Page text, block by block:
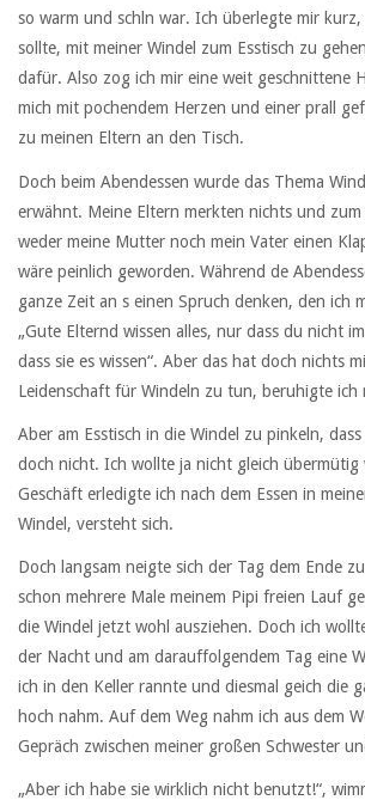
so warm und schln war. Ich überlegte mir kurz,
sollte, mit meiner Windel zum Esstisch zu
dafür. Also zog ich mir eine weit geschnittene
mich mit pochendem Herzen und einer prall
zu meinen Eltern an den Tisch.
Doch beim Abendessen wurde das Thema
erwähnt. Meine Eltern merkten nichts und
weder meine Mutter noch mein Vater einen
wäre peinlich geworden. Während de
ganze Zeit an s einen Spruch denken, den ich
„Gute Elternd wissen alles, nur dass du nicht
dass sie es wissen“. Aber das hat doch nichts
Leidenschaft für Windeln zu tun, beruhigte ich
Aber am Esstisch in die Windel zu pinkeln,
doch nicht. Ich wollte ja nicht gleich übermütig
Geschäft erledigte ich nach dem Essen in
Windel, versteht sich.
Doch langsam neigte sich der Tag dem Ende
schon mehrere Male meinem Pipi freien Lauf
die Windel jetzt wohl ausziehen. Doch ich
der Nacht und am darauffolgendem Tag eine
ich in den Keller rannte und diesmal geich die
hoch nahm. Auf dem Weg nahm ich aus dem
Gepräch zwischen meiner großen Schwester
„Aber ich habe sie wirklich nicht benutzt!“,